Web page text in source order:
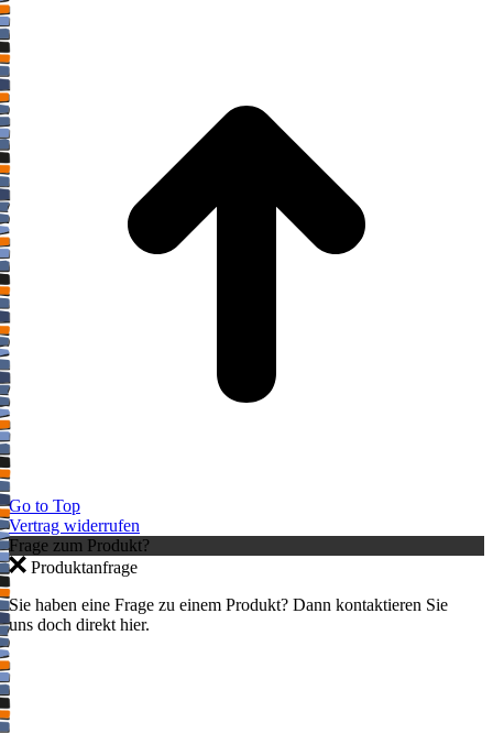
Einkauf sparen – nur gültig im Webshop.
Go to Top
Vertrag widerrufen
Frage zum Produkt?
Produktanfrage
Sie haben eine Frage zu einem Produkt? Dann kontaktieren Sie
uns doch direkt hier.